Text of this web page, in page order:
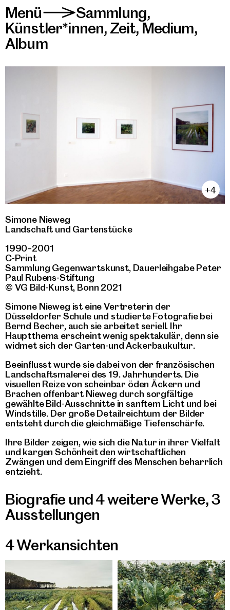
Menü>Sammlung,
Künstler*innen, Zeit, Medium,
Album
+4
Simone Nieweg
Landschaft und Gartenstücke
1990–2001
C-Print
Sammlung Gegenwartskunst, Dauerleihgabe Peter
Paul Rubens-Stiftung
© VG Bild-Kunst, Bonn 2021
Simone Nieweg ist eine Vertreterin der
Düsseldorfer Schule und studierte Fotografie bei
Bernd Becher, auch sie arbeitet seriell. Ihr
Hauptthema erscheint wenig spektakulär, denn sie
widmet sich der Garten-und Ackerbaukultur.
Beeinflusst wurde sie dabei von der französischen
Landschaftsmalerei des 19. Jahrhunderts. Die
visuellen Reize von scheinbar öden Äckern und
Brachen offenbart Nieweg durch sorgfältige
gewählte Bild-Ausschnitte in sanftem Licht und bei
Windstille. Der große Detailreichtum der Bilder
entsteht durch die gleichmäßige Tiefenschärfe.
Ihre Bilder zeigen, wie sich die Natur in ihrer Vielfalt
und kargen Schönheit den wirtschaftlichen
Zwängen und dem Eingriff des Menschen beharrlich
entzieht.
Biografie und 4 weitere Werke,3
Ausstellungen
4 Werkansichten